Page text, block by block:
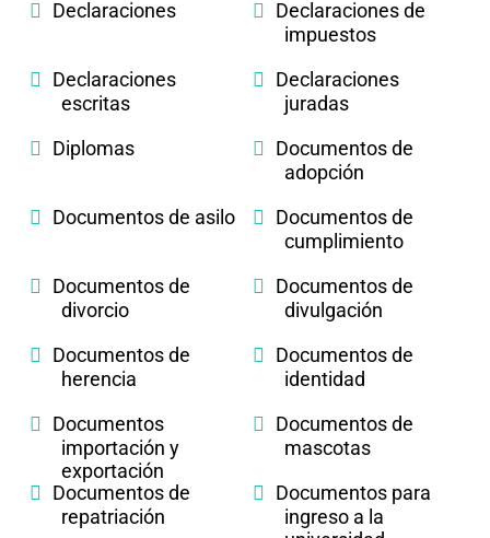
Declaraciones
Declaraciones de
impuestos
Declaraciones
escritas
Declaraciones
juradas
Diplomas
Documentos de
adopción
Documentos de asilo
Documentos de
cumplimiento
Documentos de
divorcio
Documentos de
divulgación
Documentos de
herencia
Documentos de
identidad
Documentos
importación y
exportación
Documentos de
mascotas
Documentos de
repatriación
Documentos para
ingreso a la